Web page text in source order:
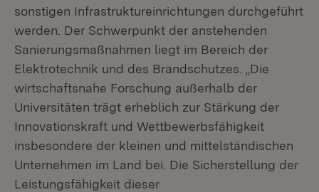
sonstigen Infrastruktureinrichtungen durchgeführt
werden. Der Schwerpunkt der anstehenden
Sanierungsmaßnahmen liegt im Bereich der
Elektrotechnik und des Brandschutzes. „Die
wirtschaftsnahe Forschung außerhalb der
Universitäten trägt erheblich zur Stärkung der
Innovationskraft und Wettbewerbsfähigkeit
insbesondere der kleinen und mittelständischen
Unternehmen im Land bei. Die Sicherstellung der
Leistungsfähigkeit dieser